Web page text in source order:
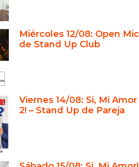
íntimo para vivir la risa de
para propuestas
y formación: la Escuela de Stand
para todos los públicos
marcada por el
el hogar de la comedia
Miércoles 12/08: Open Mic
de Stand Up Club
Viernes 14/08: Si, Mi Amor
2! – Stand Up de Pareja